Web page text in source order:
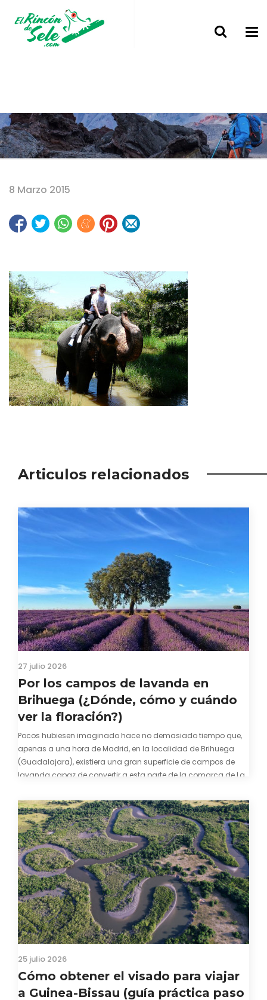
8 Marzo 2015
Articulos relacionados
27 julio 2026
Por los campos de lavanda en
Brihuega (¿Dónde, cómo y cuándo
ver la floración?)
Pocos hubiesen imaginado hace no demasiado tiempo que,
apenas a una hora de Madrid, en la localidad de Brihuega
(Guadalajara), existiera una gran superficie de campos de
lavanda capaz de convertir a esta parte de la comarca de La
25 julio 2026
Cómo obtener el visado para viajar
a Guinea-Bissau (guía práctica paso